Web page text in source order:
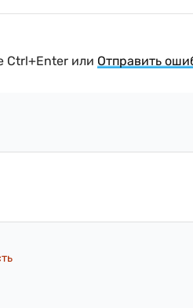
Ctrl+Enter или Отправить